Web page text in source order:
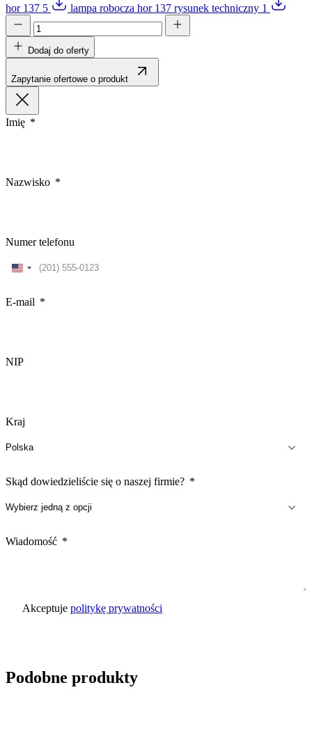
hor 137 5 lampa robocza hor 137 rysunek techniczny 1
Dodaj do oferty
Zapytanie ofertowe o produkt
Imię
Nazwisko
Numer telefonu
United
E-mail
NIP
Kraj
Skąd dowiedzieliście się o naszej firmie?
Wiadomość
Akceptuje politykę prywatności
Podobne produkty